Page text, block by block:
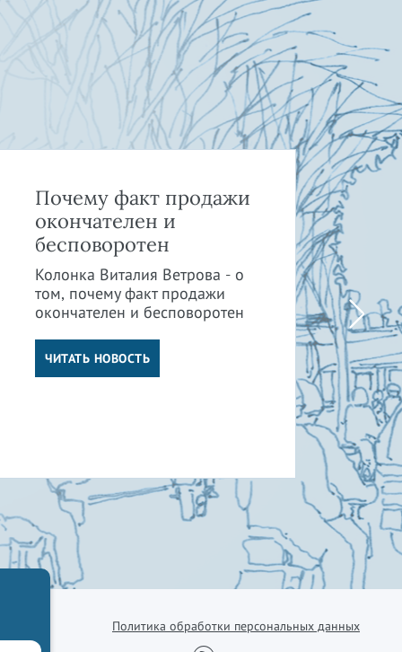
Почему факт продажи
окончателен и
бесповоротен
Колонка Виталия Ветрова - о
том, почему факт продажи
окончателен и бесповоротен
ЧИТАТЬ НОВОСТЬ
от
Политика обработки персональных данных